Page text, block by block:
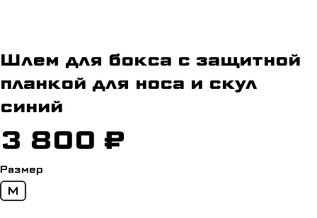
Шлем для бокса с защитной
планкой для носа и скул
синий
3 800 ₽
Размер
M